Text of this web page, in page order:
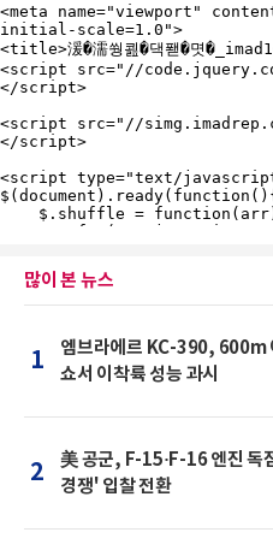
많이 본 뉴스
1
엠브라에르 KC-390, 600m
쇼서 이착륙 성능 과시
2
美 공군, F-15·F-16 엔진 독
경쟁' 입찰 전환